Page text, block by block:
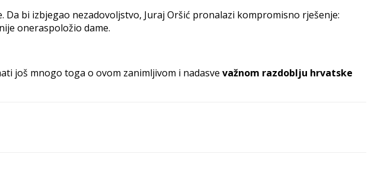
Da bi izbjegao nezadovoljstvo, Juraj Oršić pronalazi kompromisno rješenje:
oneraspoložio dame.
još mnogo toga o ovom zanimljivom i nadasve važnom razdoblju hrvatske